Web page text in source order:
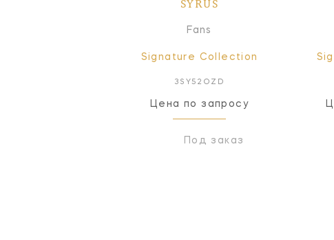
SYRUS
Fans
Signature Collection
3SY52OZD
Цена по запросу
Под заказ